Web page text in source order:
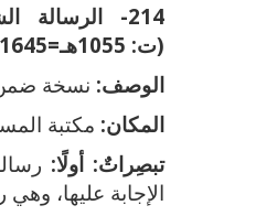
214- الرسالة الشريفة والفوائد المَنِيفة:
(ت: 1055هـ=1645م)
الوصف: نسخة ضمن
المكان: مكتبة المسجد
تبصِراتٌ: أولًا:
الإجابة عليها، وهي